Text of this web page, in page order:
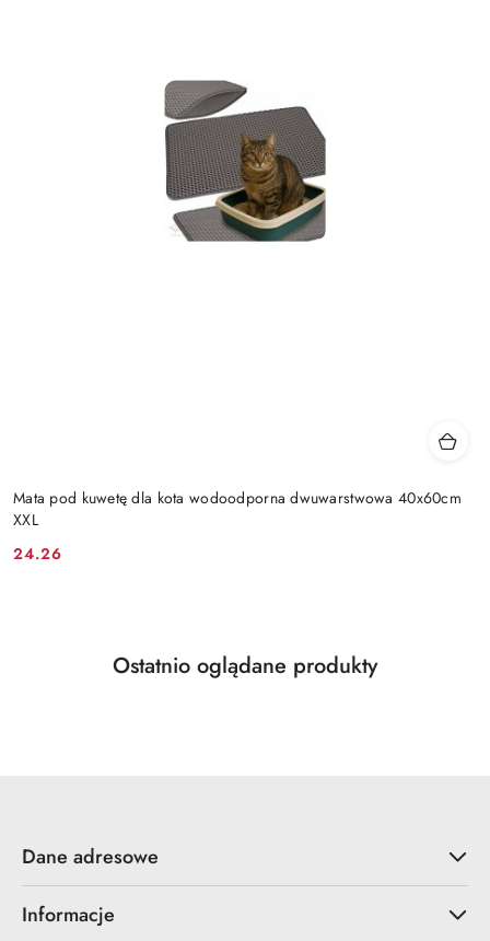
Mata pod kuwetę dla kota wodoodporna dwuwarstwowa 40x60cm
XXL
Cena:
24.26
Pomiń karuzelę produktów
Produkty
Ostatnio oglądane produkty
Dane adresowe
Informacje